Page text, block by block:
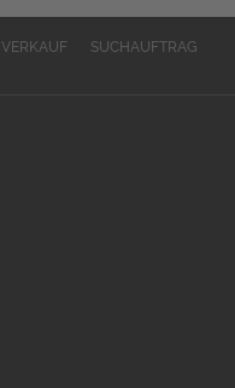
VERKAUF
SUCHAUFTRAG